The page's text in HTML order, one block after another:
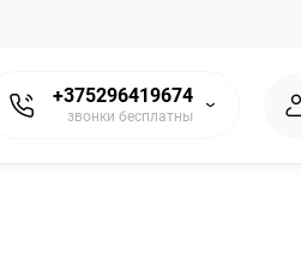
+375296419674
звонки бесплатны